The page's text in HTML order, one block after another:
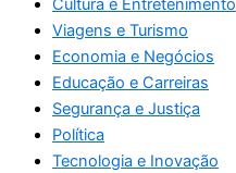
Cultura e Entretenimento
Viagens e Turismo
Economia e Negócios
Educação e Carreiras
Segurança e Justiça
Política
Tecnologia e Inovação